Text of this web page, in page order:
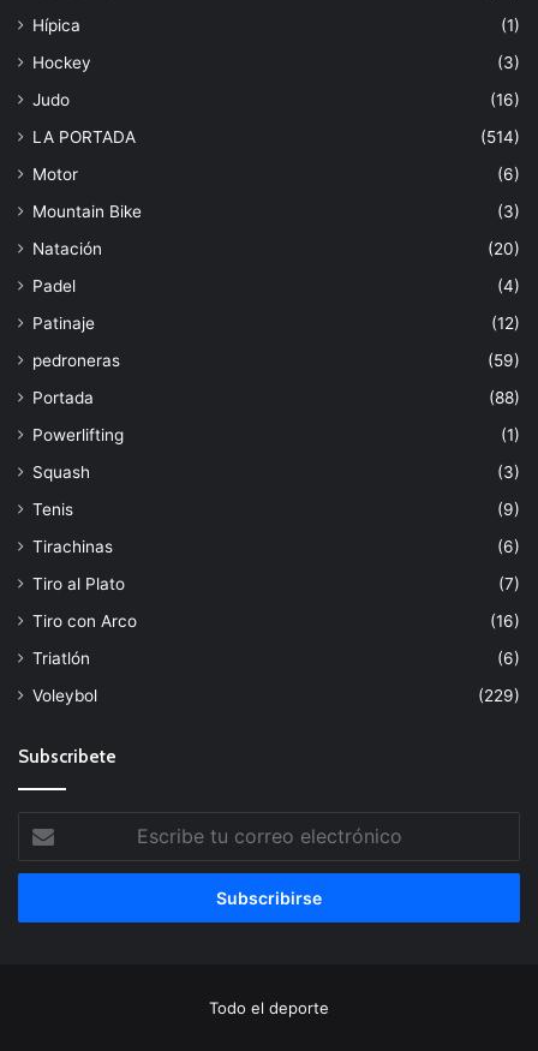
Hípica
(1)
Hockey
(3)
Judo
(16)
LA PORTADA
(514)
Motor
(6)
Mountain Bike
(3)
Natación
(20)
Padel
(4)
Patinaje
(12)
pedroneras
(59)
Portada
(88)
Powerlifting
(1)
Squash
(3)
Tenis
(9)
Tirachinas
(6)
Tiro al Plato
(7)
Tiro con Arco
(16)
Triatlón
(6)
Voleybol
(229)
Subscribete
tu
correo
Todo el deporte